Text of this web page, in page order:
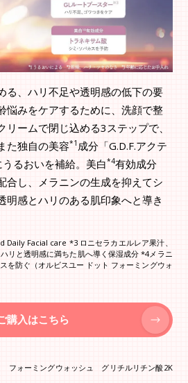
る、ハリ不足や透明感の低下の要
悩みをケアするために、洗顔で整
リームで閉じ込める3ステップで、
た独自の美容*1 成分「G.D.F.アクテ
うるおいを補給。美白*4有効成分
合し、メラニンの生成を抑えてシ
明感とハリのある肌印象へと導き
Facial care *3 ロニセラカエルレア果汁、
リと透明感に満ちた肌へ導く保湿成分 *4メラニ
を防ぐ（オルビスユー ドット フォーミングウォ
購入はこちら
ォーミングウォッシュ グリチルリチン酸2K